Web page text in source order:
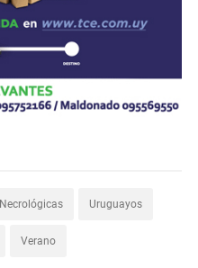
Necrológicas Uruguayos
Verano